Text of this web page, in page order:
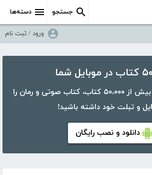
دسته‌ها جستجو
ورود / ثبت نام
شما
با اپلیکیشن کتابراه، بیش از ۵۰،۰۰۰ کتاب، کتاب صوتی و رمان را
و تبلت خود داشته باشید!
دانلود و نصب رایگان